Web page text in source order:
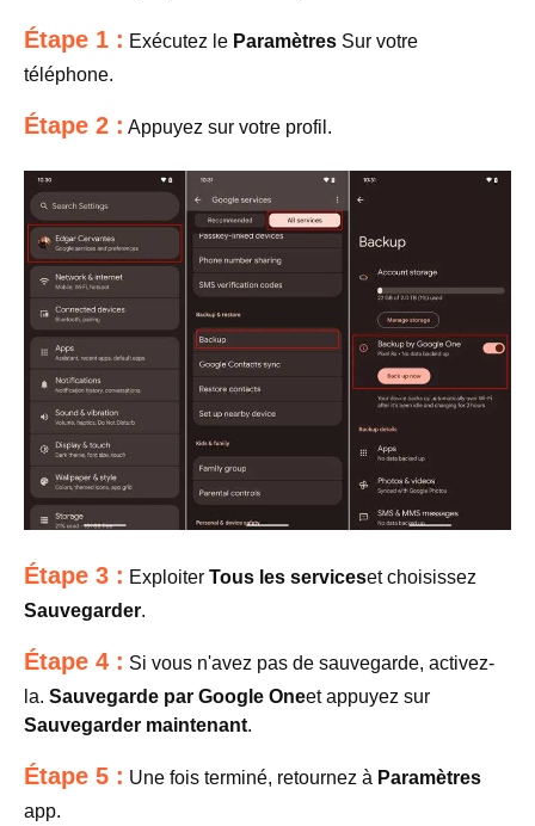
Étape 1 : Exécutez le Paramètres Sur votre
téléphone.
Étape 2 : Appuyez sur votre profil.
Étape 3 : Exploiter Tous les serviceset choisissez
Sauvegarder.
Étape 4 : Si vous n'avez pas de sauvegarde, activez-
la. Sauvegarde par Google Oneet appuyez sur
Sauvegarder maintenant.
Étape 5 : Une fois terminé, retournez à Paramètres
app.